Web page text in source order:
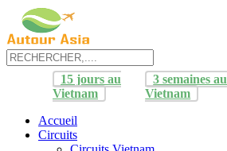
15 jours au
Vietnam
3 semaines au
Vietnam
Accueil
Circuits